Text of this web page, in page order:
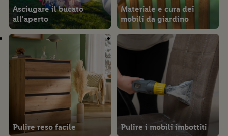
Asciugare il bucato
all'aperto
Materiale e cura dei
mobili da giardino
Pulire reso facile Pulire i mobili imbottiti